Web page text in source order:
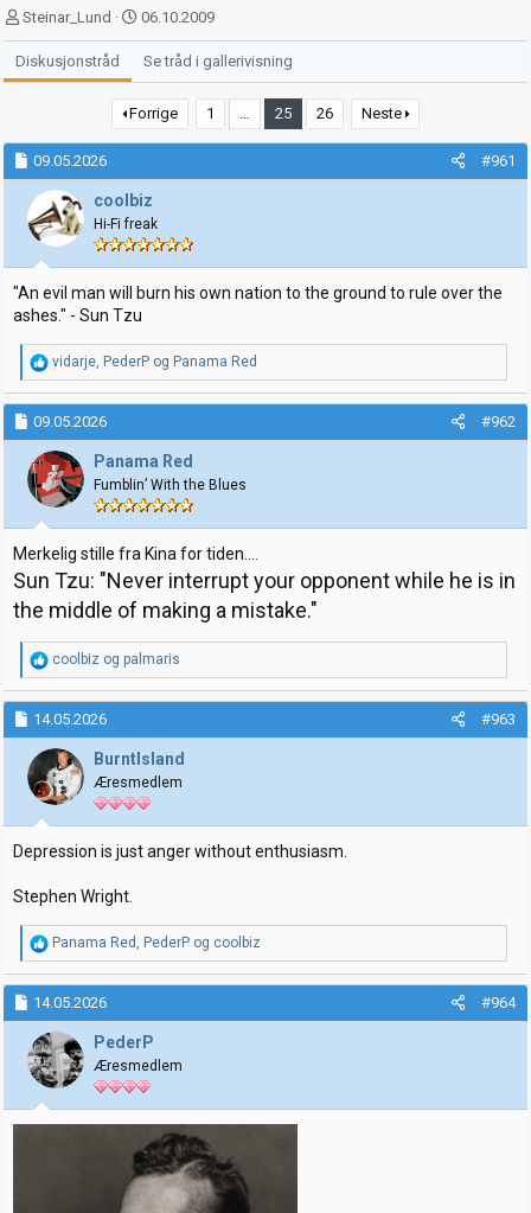
T
r
å
d
a
r
t
e
Steinar_Lund
S
t
a
r
t
d
a
o
06.10.2009
Diskusjonstråd Se tråd i gallerivisning
Forrige 1 25 26 Neste
09.05.2026 #961
coolbiz
Hi-Fi freak
"An evil man will burn his own nation to the ground to rule over the
ashes." - Sun Tzu
R
e
a
k
j
o
n
e
r
:
vidarje PederP og Panama Red
09.05.2026 #962
Panama Red
Fumblin’ With the Blues
Merkelig stille fra Kina for tiden....
Sun Tzu: "Never interrupt your opponent while he is in
the middle of making a mistake."
R
e
a
k
j
o
n
e
r
:
coolbiz og palmaris
14.05.2026 #963
BurntIsland
Æresmedlem
Depression is just anger without enthusiasm.
Stephen Wright.
R
e
a
k
j
o
n
e
r
Panama Red PederP og coolbiz
14.05.2026 #964
PederP
Æresmedlem